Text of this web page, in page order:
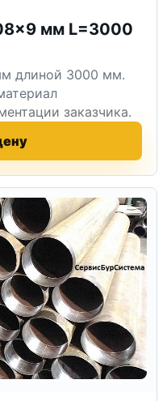
мм L=3000
длиной 3000 мм.
заказчика.